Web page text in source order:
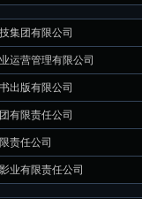
集团有限公司
运营管理有限公司
出版有限公司
有限责任公司
责任公司
业有限责任公司